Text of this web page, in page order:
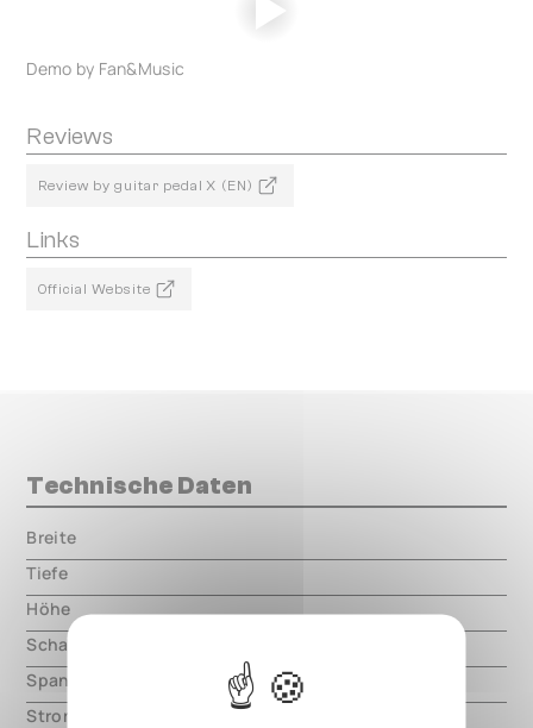
Demo by Fan&Music
Reviews
Review by guitar pedal X (EN)
Links
Official Website
Technische Daten
Breite
Tiefe
Höhe
000.00 mm
Schaltungsart
Spannung
9V DC, center negative
Strom